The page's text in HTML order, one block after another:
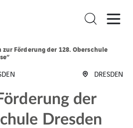
zur Förderung der 128. Oberschule
DRESDEN
der
Dresden